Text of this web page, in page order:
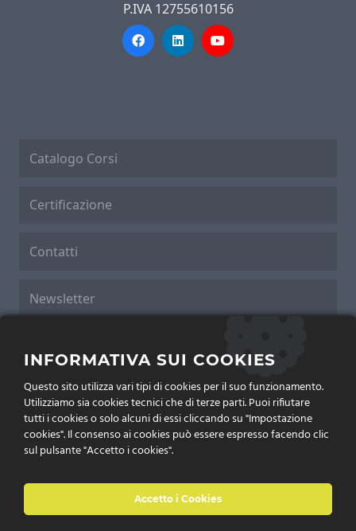
P.IVA 12755610156
Catalogo Corsi
Certificazione
Contatti
Newsletter
Privacy Policy
INFORMATIVA SUI COOKIES
Questo sito utilizza vari tipi di cookies per il suo funzionamento.
Utilizziamo sia cookies tecnici che di terze parti. Puoi rifiutare
tutti i cookies o solo alcuni di essi cliccando su "Impostazione
cookies". Il consenso ai cookies può essere espresso facendo clic
sul pulsante "Accetto i cookies".
Accetto i Cookies